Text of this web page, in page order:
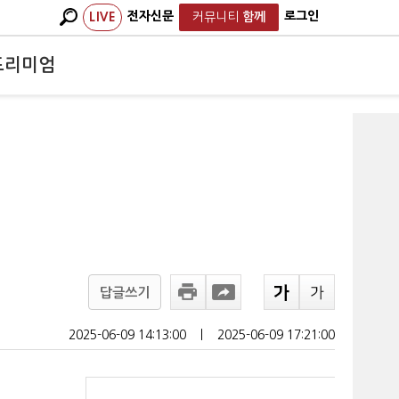
LIVE 전자신문 커뮤니티 함께 로그인
리미엄
답글쓰기
2025-06-09 14:13:00 2025-06-09 17:21:00